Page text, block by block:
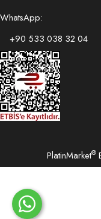
WhatsApp:
+90 533 038 32 04
PlatinMarket®